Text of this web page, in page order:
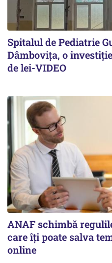
Spitalul de Pediatrie
Dâmbovița, o
de lei-VIDEO
ANAF schimbă
care îți poate salva
online